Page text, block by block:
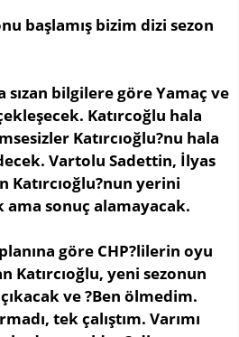
başlamış bizim dizi sezon
sızan bilgilere göre Yamaç ve
Katırcoğlu hala
Katırcıoğlu?nu hala
Vartolu Sadettin, İlyas
Katırcıoğlu?nun yerini
ama sonuç alamayacak.
göre CHP?lilerin oyu
Katırcıoğlu, yeni sezonun
ve ?Ben ölmedim.
tek çalıştım. Varımı